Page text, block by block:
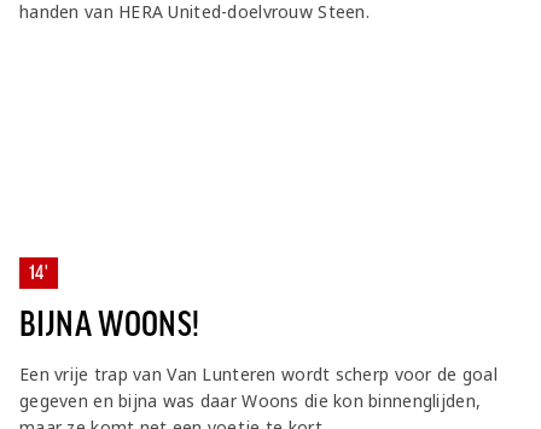
handen van HERA United-doelvrouw Steen.
14'
BIJNA WOONS!
Een vrije trap van Van Lunteren wordt scherp voor de goal
gegeven en bijna was daar Woons die kon binnenglijden,